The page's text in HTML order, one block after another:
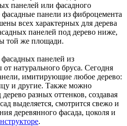
панелей или фасадного
панели из фиброцемента
всех характерных для дерева
панелей под дерево ниже,
той же площади.
панелей из
натурального бруса. Сегодня
имитирующие любое дерево:
и другие. Также можно
разных оттенков, создавая
выделяется, смотрится свежо и
деревянного фасада, цоколя и
.